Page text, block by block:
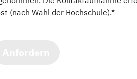
(nach Wahl der Hochschule).*